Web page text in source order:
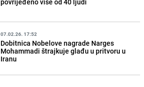
07.02.26. 17:52
Dobitnica Nobelove nagrade Narges
Mohammadi štrajkuje glađu u pritvoru u
Iranu